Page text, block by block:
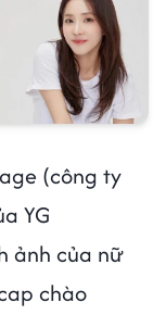
(công ty
YG
ảnh của nữ
chào